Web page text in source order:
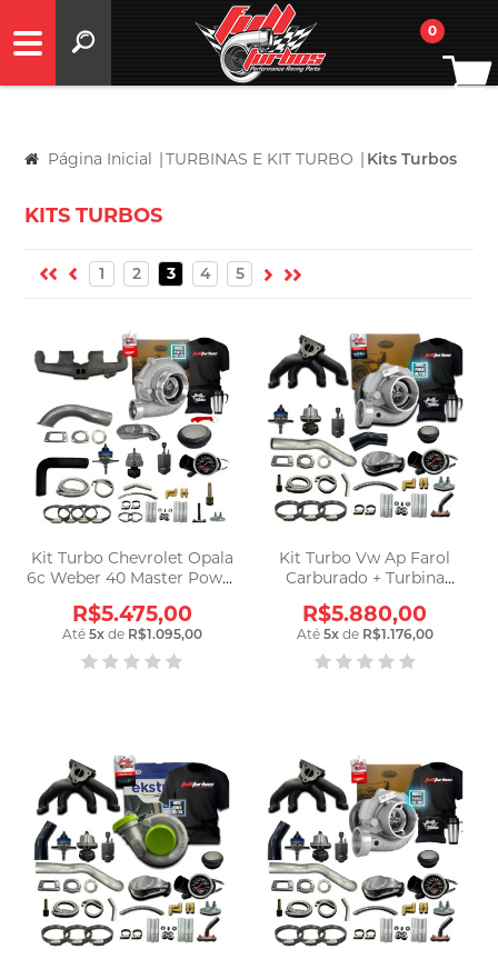
0
Página Inicial |TURBINAS E KIT TURBO | Kits Turbos
KITS TURBOS
1 2 3 4 5
Kit Turbo Chevrolet Opala
6c Weber 40 Master Power
R$5.475,00
Até 5xde R$1.095,00
Kit Turbo Vw Ap Farol
Carburado + Turbina
R$5.880,00
Até 5xde R$1.176,00